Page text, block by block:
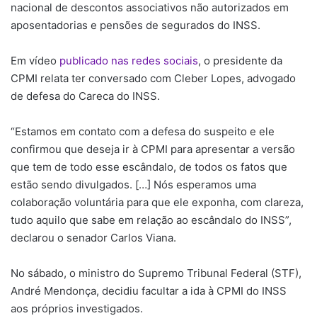
nacional de descontos associativos não autorizados em
aposentadorias e pensões de segurados do INSS.
Em vídeo publicado nas redes sociais, o presidente da
CPMI relata ter conversado com Cleber Lopes, advogado
de defesa do Careca do INSS.
“Estamos em contato com a defesa do suspeito e ele
confirmou que deseja ir à CPMI para apresentar a versão
que tem de todo esse escândalo, de todos os fatos que
estão sendo divulgados. […] Nós esperamos uma
colaboração voluntária para que ele exponha, com clareza,
tudo aquilo que sabe em relação ao escândalo do INSS”,
declarou o senador Carlos Viana.
No sábado, o ministro do Supremo Tribunal Federal (STF),
André Mendonça, decidiu facultar a ida à CPMI do INSS
aos próprios investigados.